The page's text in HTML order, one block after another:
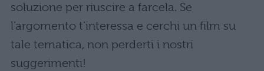
soluzione per riuscire a farcela. Se
l’argomento t’interessa e cerchi un film su
tale tematica, non perderti i nostri
suggerimenti!